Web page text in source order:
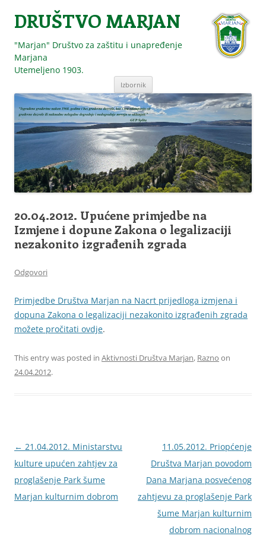
DRUŠTVO MARJAN
"Marjan" Društvo za zaštitu i unapređenje
Marjana
Utemeljeno 1903.
Izbornik Skoči
sadržaja
20.04.2012. Upućene primjedbe na
Izmjene i dopune Zakona o legalizaciji
nezakonito izgrađenih zgrada
Odgovori
Primjedbe Društva Marjan na Nacrt prijedloga izmjena i
dopuna Zakona o legalizaciji nezakonito izgrađenih zgrada
možete pročitati ovdje.
This entry was posted in Aktivnosti Društva Marjan, Razno on
24.04.2012.
Navigacija
objava
← 21.04.2012. Ministarstvu
kulture upućen zahtjev za
proglašenje Park šume
Marjan kulturnim dobrom
11.05.2012. Priopćenje
Društva Marjan povodom
Dana Marjana posvećenog
zahtjevu za proglašenje Park
šume Marjan kulturnim
dobrom nacionalnog